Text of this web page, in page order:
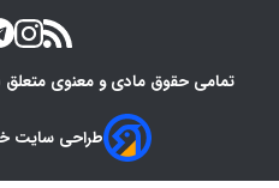
تمامی حقوق مادی و معنوی متعلق
طراحی سایت